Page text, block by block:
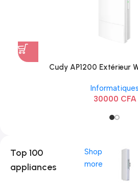
Cudy AP1200 Extérieur
Informatiques
30000 CFA
Top 100
appliances
Shop
more